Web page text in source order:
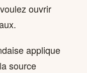
ouvrir
applique
source